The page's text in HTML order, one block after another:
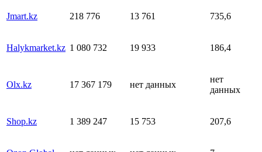
Jmart.kz 218 776 13 761 735,6
Halykmarket.kz 1 080 732 19 933 186,4
Olx.kz 17 367 179 нет данных
нет
данных
Shop.kz 1 389 247 15 753 207,6